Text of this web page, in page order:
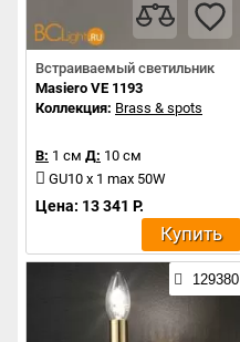
Встраиваемый светильник
Masiero VE 1193
Коллекция: Brass & spots
В: 1 см Д: 10 см
GU10 x 1 max 50W
Цена: 13 341 Р.
Купить
129380